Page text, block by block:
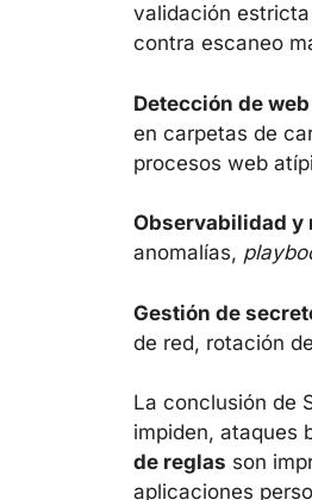
validación
contra escaneo
Detección de
en carpetas de
procesos web
Observabilidad y
anomalías,
Gestión de
de red, rotación
La conclusión de
impiden, ataques
de reglas son
aplicaciones